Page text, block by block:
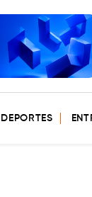
DEPORTES